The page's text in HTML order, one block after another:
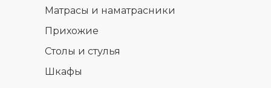
Матрасы и наматрасники
Прихожие
Столы и стулья
Шкафы